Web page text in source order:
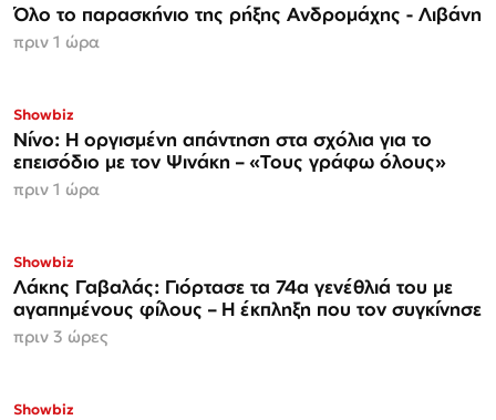
Όλο το παρασκήνιο της ρήξης Ανδρομάχης - Λιβάνη
πριν 1 ώρα
Showbiz
Νίνο: Η οργισμένη απάντηση στα σχόλια για το
επεισόδιο με τον Ψινάκη – «Τους γράφω όλους»
πριν 1 ώρα
Showbiz
Λάκης Γαβαλάς: Γιόρτασε τα 74α γενέθλιά του με
αγαπημένους φίλους – Η έκπληξη που τον συγκίνησε
πριν 3 ώρες
Showbiz